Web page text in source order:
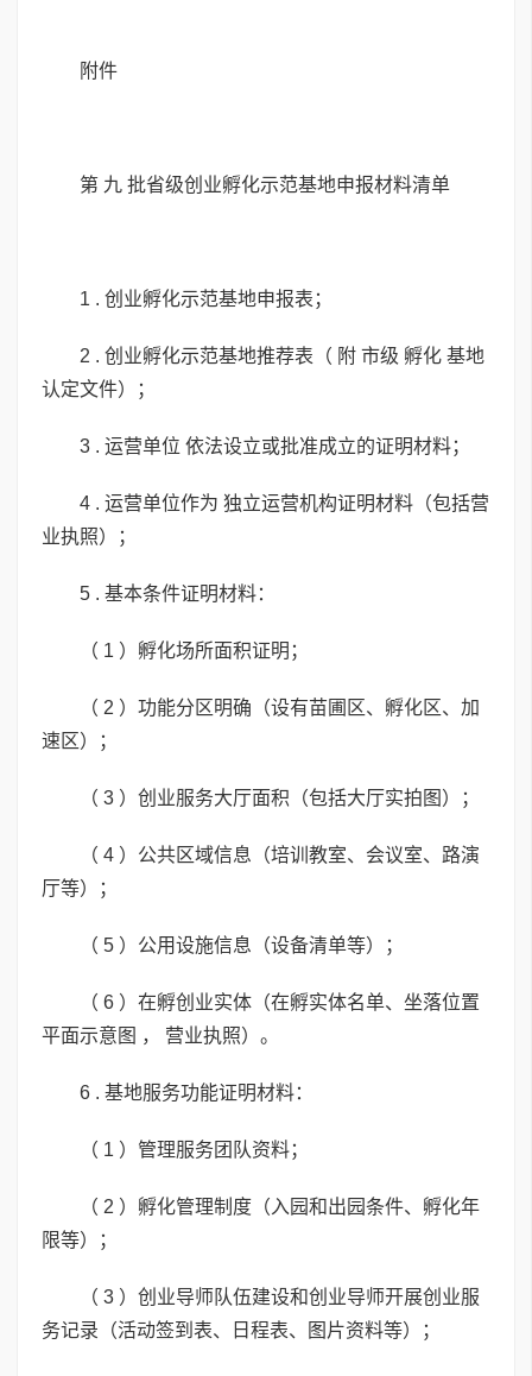
附件
第 九 批省级创业孵化示范基地申报材料清单
1 . 创业孵化示范基地申报表；
2 . 创业孵化示范基地推荐表（ 附 市级 孵化 基地
认定文件）；
3 . 运营单位 依法设立或批准成立的证明材料；
4 . 运营单位作为 独立运营机构证明材料（包括营
业执照）；
5 . 基本条件证明材料：
（ 1 ）孵化场所面积证明；
（ 2 ）功能分区明确（设有苗圃区、孵化区、加
速区）；
（ 3 ）创业服务大厅面积（包括大厅实拍图）；
（ 4 ）公共区域信息（培训教室、会议室、路演
厅等）；
（ 5 ）公用设施信息（设备清单等）；
（ 6 ）在孵创业实体（在孵实体名单、坐落位置
平面示意图 ， 营业执照）。
6 . 基地服务功能证明材料：
（ 1 ）管理服务团队资料；
（ 2 ）孵化管理制度（入园和出园条件、孵化年
限等）；
（ 3 ）创业导师队伍建设和创业导师开展创业服
务记录（活动签到表、日程表、图片资料等）；